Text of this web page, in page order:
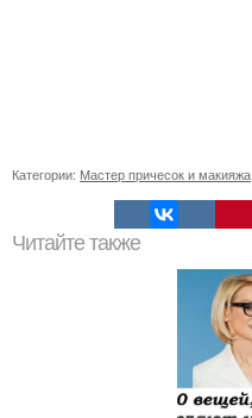
Категории: Мастер причесок и макияжа
Читайте также